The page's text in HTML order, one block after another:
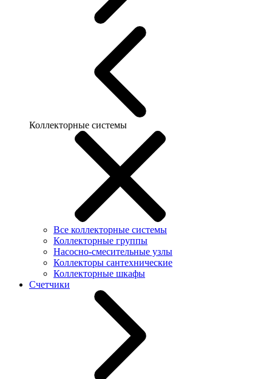
Коллекторные системы
Все коллекторные системы
Коллекторные группы
Насосно-смесительные узлы
Коллекторы сантехнические
Коллекторные шкафы
Счетчики